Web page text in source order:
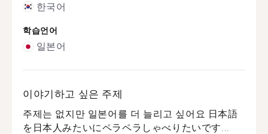
한국어
학습언어
일본어
이야기하고 싶은 주제
주제는 없지만 일본어를 더 늘리고 싶어요 日本語
を日本人みたいにペラペラしゃべりたいです...